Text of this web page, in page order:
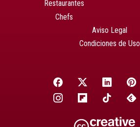
Restaurantes
Chefs
Aviso Legal
Condiciones de Uso